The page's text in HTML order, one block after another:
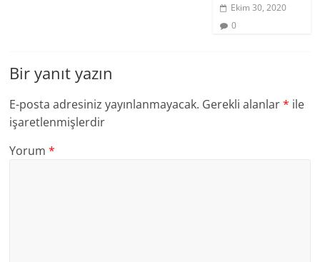
Ekim 30, 2020
0
Bir yanıt yazın
E-posta adresiniz yayınlanmayacak. Gerekli alanlar* ile
işaretlenmişlerdir
Yorum*